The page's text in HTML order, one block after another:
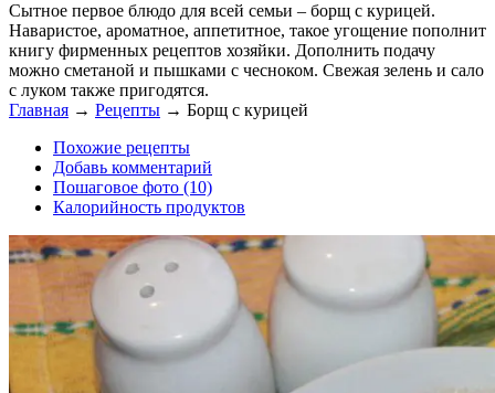
Сытное первое блюдо для всей семьи – борщ с курицей.
Наваристое, ароматное, аппетитное, такое угощение пополнит
книгу фирменных рецептов хозяйки. Дополнить подачу
можно сметаной и пышками с чесноком. Свежая зелень и сало
с луком также пригодятся.
Главная → Рецепты → Борщ с курицей
Похожие рецепты
Добавь комментарий
Пошаговое фото (10)
Калорийность продуктов